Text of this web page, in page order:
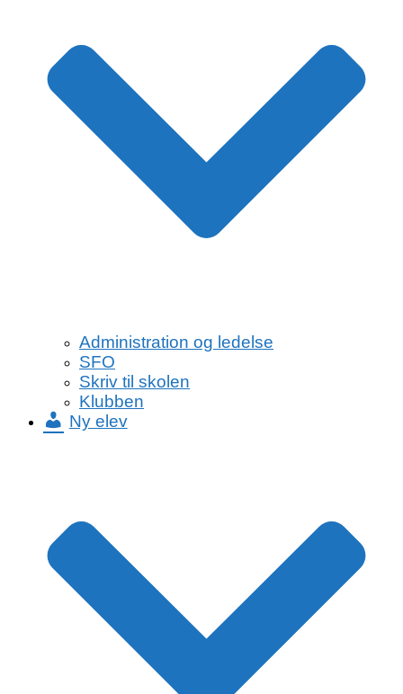
Administration og ledelse
SFO
Skriv til skolen
Klubben
Ny elev